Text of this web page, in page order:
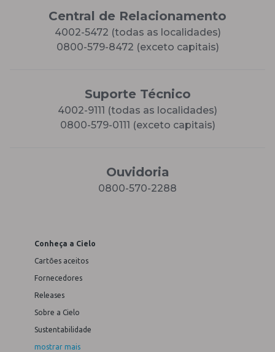
Central de Relacionamento
4002-5472 (todas as localidades)
0800-579-8472 (exceto capitais)
Suporte Técnico
4002-9111 (todas as localidades)
0800-579-0111 (exceto capitais)
Ouvidoria
0800-570-2288
Conheça a Cielo
Cartões aceitos
Fornecedores
Releases
Sobre a Cielo
Sustentabilidade
mostrar mais